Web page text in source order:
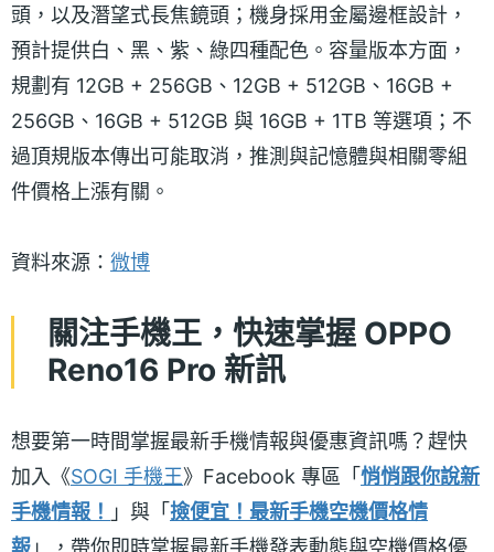
頭，以及潛望式長焦鏡頭；機身採用金屬邊框設計，
預計提供白、黑、紫、綠四種配色。容量版本方面，
規劃有 12GB + 256GB、12GB + 512GB、16GB +
256GB、16GB + 512GB 與 16GB + 1TB 等選項；不
過頂規版本傳出可能取消，推測與記憶體與相關零組
件價格上漲有關。
資料來源： 微博
關注手機王，快速掌握 OPPO
Reno16 Pro 新訊
想要第一時間掌握最新手機情報與優惠資訊嗎？趕快
加入《SOGI 手機王》Facebook 專區「悄悄跟你說新
手機情報！ 」與「撿便宜！最新手機空機價格情
報 」，帶你即時掌握最新手機發表動態與空機價格優